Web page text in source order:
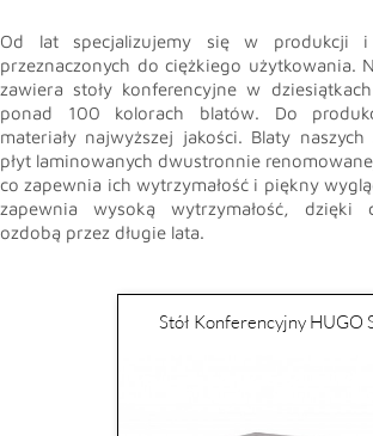
Od lat specjalizujemy się w produkcji i
przeznaczonych do ciężkiego użytkowania.
zawiera stoły konferencyjne w
ponad 100 kolorach blatów. Do
materiały najwyższej jakości. Blaty
płyt laminowanych dwustronnie
co zapewnia ich wytrzymałość i piękny
zapewnia wysoką wytrzymałość, dzięki
ozdobą przez długie lata.
Stół Konferencyjny HUGO